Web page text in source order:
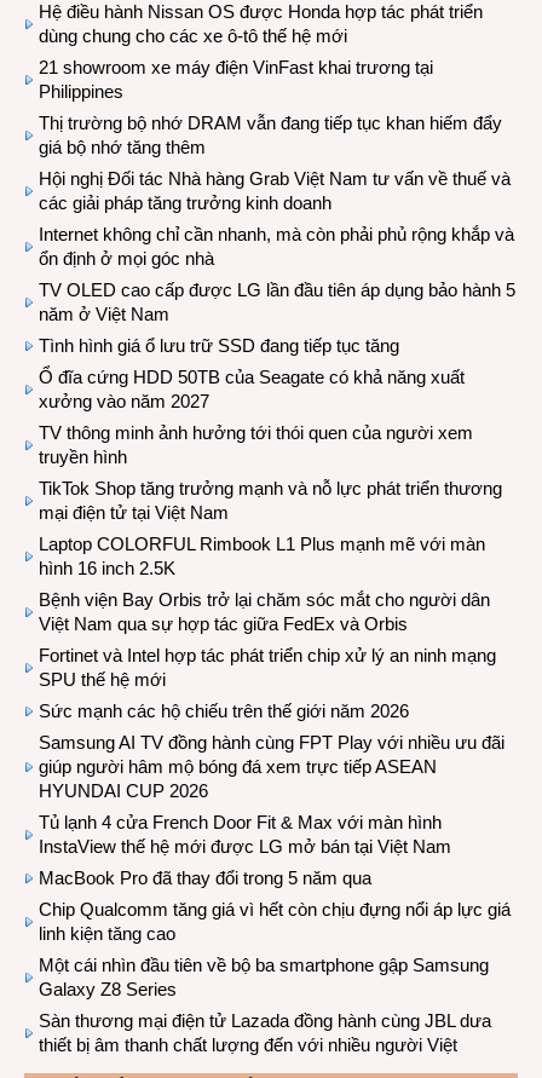
Hệ điều hành Nissan OS được Honda hợp tác phát triển
dùng chung cho các xe ô-tô thế hệ mới
21 showroom xe máy điện VinFast khai trương tại
Philippines
Thị trường bộ nhớ DRAM vẫn đang tiếp tục khan hiếm đẩy
giá bộ nhớ tăng thêm
Hội nghị Đối tác Nhà hàng Grab Việt Nam tư vấn về thuế và
các giải pháp tăng trưởng kinh doanh
Internet không chỉ cần nhanh, mà còn phải phủ rộng khắp và
ổn định ở mọi góc nhà
TV OLED cao cấp được LG lần đầu tiên áp dụng bảo hành 5
năm ở Việt Nam
Tình hình giá ổ lưu trữ SSD đang tiếp tục tăng
Ổ đĩa cứng HDD 50TB của Seagate có khả năng xuất
xưởng vào năm 2027
TV thông minh ảnh hưởng tới thói quen của người xem
truyền hình
TikTok Shop tăng trưởng mạnh và nỗ lực phát triển thương
mại điện tử tại Việt Nam
Laptop COLORFUL Rimbook L1 Plus mạnh mẽ với màn
hình 16 inch 2.5K
Bệnh viện Bay Orbis trở lại chăm sóc mắt cho người dân
Việt Nam qua sự hợp tác giữa FedEx và Orbis
Fortinet và Intel hợp tác phát triển chip xử lý an ninh mạng
SPU thế hệ mới
Sức mạnh các hộ chiếu trên thế giới năm 2026
Samsung AI TV đồng hành cùng FPT Play với nhiều ưu đãi
giúp người hâm mộ bóng đá xem trực tiếp ASEAN
HYUNDAI CUP 2026
Tủ lạnh 4 cửa French Door Fit & Max với màn hình
InstaView thế hệ mới được LG mở bán tại Việt Nam
MacBook Pro đã thay đổi trong 5 năm qua
Chip Qualcomm tăng giá vì hết còn chịu đựng nổi áp lực giá
linh kiện tăng cao
Một cái nhìn đầu tiên về bộ ba smartphone gập Samsung
Galaxy Z8 Series
Sàn thương mại điện tử Lazada đồng hành cùng JBL dưa
thiết bị âm thanh chất lượng đến với nhiều người Việt